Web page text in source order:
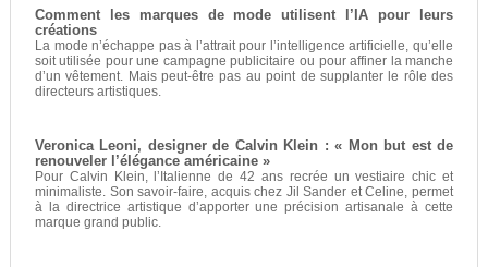
Comment les marques de mode utilisent l’IA pour leurs
créations
La mode n’échappe pas à l’attrait pour l’intelligence artificielle, qu’elle
soit utilisée pour une campagne publicitaire ou pour affiner la manche
d’un vêtement. Mais peut-être pas au point de supplanter le rôle des
directeurs artistiques.
Veronica Leoni, designer de Calvin Klein : « Mon but est de
renouveler l’élégance américaine »
Pour Calvin Klein, l’Italienne de 42 ans recrée un vestiaire chic et
minimaliste. Son savoir-faire, acquis chez Jil Sander et Celine, permet
à la directrice artistique d’apporter une précision artisanale à cette
marque grand public.